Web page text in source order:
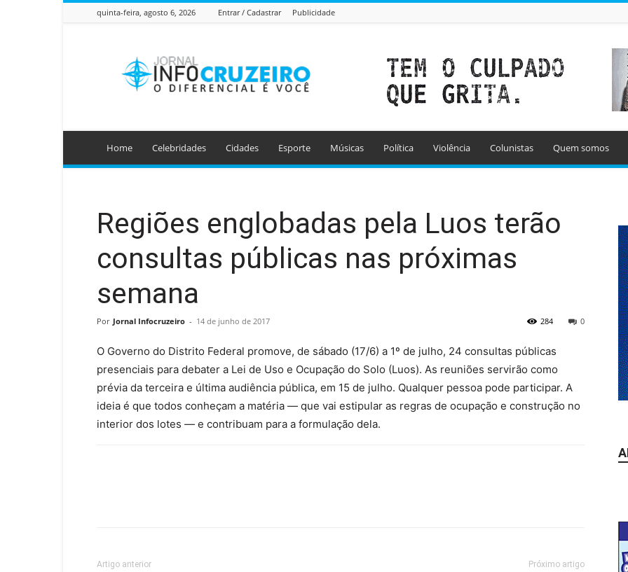
quinta-feira, agosto 6, 2026 Entrar / Cadastrar Publicidade
Info
Cruzeiro
Home Celebridades Cidades Esporte Músicas Política Violência Colunistas Quem somos
Regiões englobadas pela Luos terão
consultas públicas nas próximas
semana
Por Jornal Infocruzeiro - 14 de junho de 2017 0
284
O Governo do Distrito Federal promove, de sábado (17/6) a 1º de julho, 24 consultas públicas
presenciais para debater a Lei de Uso e Ocupação do Solo (Luos). As reuniões servirão como
prévia da terceira e última audiência pública, em 15 de julho. Qualquer pessoa pode participar. A
ideia é que todos conheçam a matéria — que vai estipular as regras de ocupação e construção no
interior dos lotes — e contribuam para a formulação dela.
Artigo anterior Próximo artigo